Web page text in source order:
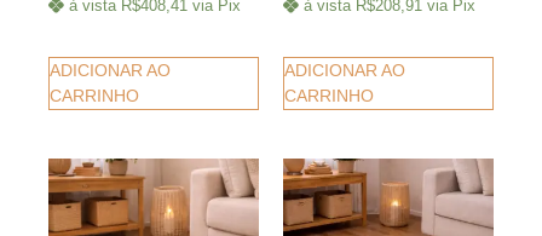
à vista R$408,41 via Pix
ADICIONAR AO
CARRINHO
à vista R$208,91 via Pix
ADICIONAR AO
CARRINHO